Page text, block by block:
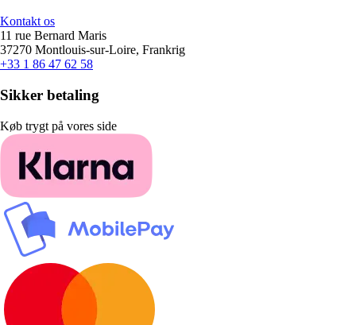
Kontakt os
11 rue Bernard Maris
37270 Montlouis-sur-Loire, Frankrig
+33 1 86 47 62 58
Sikker betaling
Køb trygt på vores side